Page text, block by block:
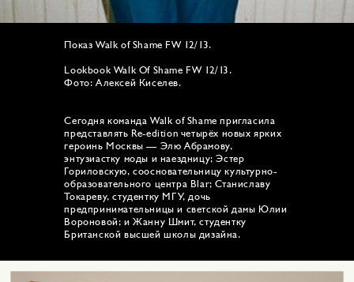
Показ Walk of Shame FW 12/13.
Lookbook Walk Of Shame FW 12/13.
Фото: Алексей Киселев.
Сегодня команда Walk of Shame пригласила
представлять Re-edition четырёх новых ярких
героинь Москвы — Элю Абрамову,
энтузиастку моды и наездницу; Эстер
Гориловскую, соосновательницу культурно-
образовательного центра Blar; Станиславу
Токареву, студентку МГУ, дочь
предпринимательницы и светской дамы Юлии
Вороновой; и Жанну Шмит, студентку
Британской высшей школы дизайна.